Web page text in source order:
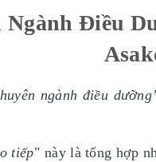
Ngành Điều
ngành điều
tiếp" này là tổng hợp